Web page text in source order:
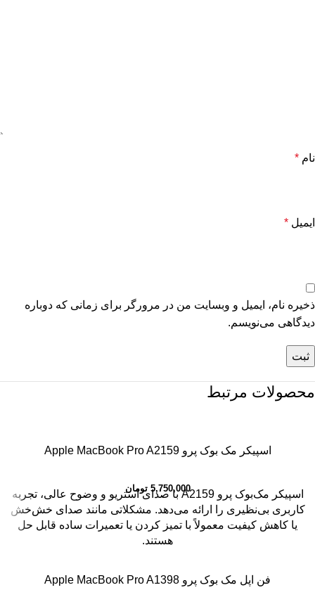
نام *
ایمیل *
ذخیره نام، ایمیل و وبسایت من در مرورگر برای زمانی که دوباره
دیدگاهی می‌نویسم.
محصولات مرتبط
اسپیکر مک بوک پرو Apple MacBook Pro A2159
5,750,000 تومان
اسپیکر مک‌بوک پرو A2159 با صدای استریو و وضوح عالی، تجربه
کاربری بی‌نظیری را ارائه می‌دهد. مشکلاتی مانند صدای خش‌خش
یا کاهش کیفیت معمولاً با تمیز کردن یا تعمیرات ساده قابل حل
هستند.
فن اپل مک بوک پرو Apple MacBook Pro A1398